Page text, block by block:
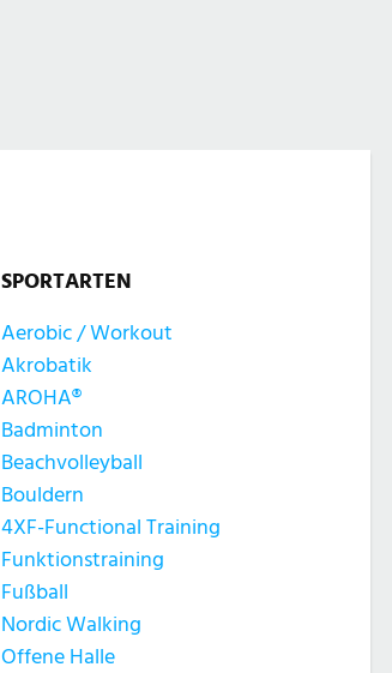
SPORTARTEN
Aerobic / Workout
Akrobatik
AROHA®
Badminton
Beachvolleyball
Bouldern
4XF-Functional Training
Funktionstraining
Fußball
Nordic Walking
Offene Halle